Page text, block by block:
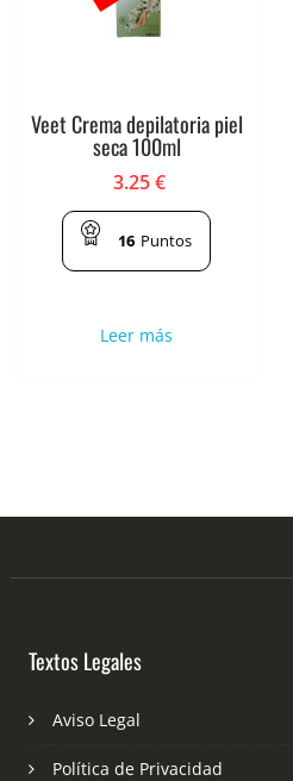
Veet Crema depilatoria piel
seca 100ml
3.25€
16 Puntos
Leer más
Textos Legales
Aviso Legal
Política de Privacidad